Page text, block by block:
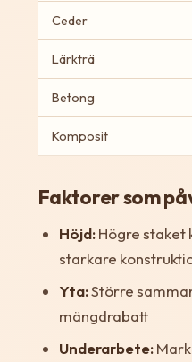
Ceder
Lärkträ
Betong
Komposit
Faktorer som
Höjd:Högre staket
starkare
Yta:Större
mängdrabatt
Underarbete: